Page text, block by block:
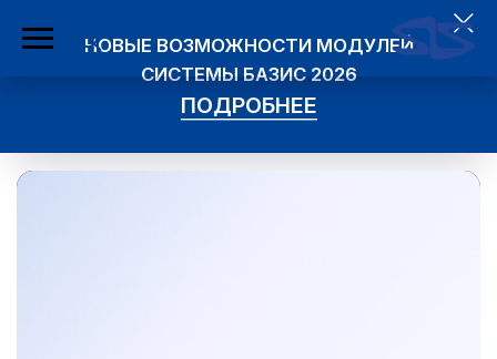
СИСТЕМЫ БАЗИС 2026
ПОДРОБНЕЕ